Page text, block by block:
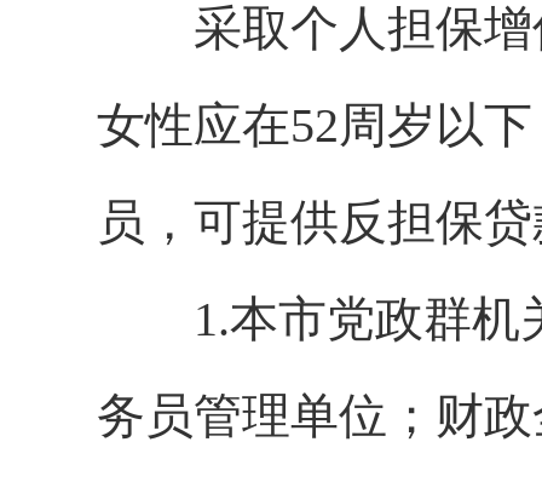
采取个人担保增
女性应在52周岁以
员，可提供反担保
1.本市党政群机
务员管理单位；财